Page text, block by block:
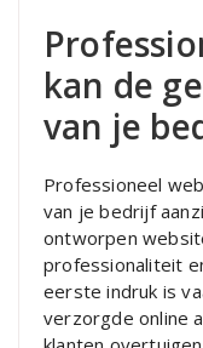
kan de
van je
Professioneel
van je bedrijf
ontworpen
professionaliteit
eerste indruk is
verzorgde online